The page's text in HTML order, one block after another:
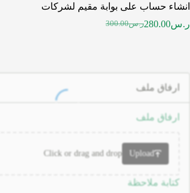
انشاء حساب على بوابة مقيم لشركات
ر.س300.00 ر.س280.00
ارفاق ملف
ارفاق ملف
Upload
Click or drag and drop
كتابة ملاحظة